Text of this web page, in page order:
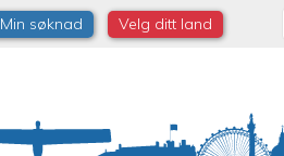
Min søknad Velg ditt land